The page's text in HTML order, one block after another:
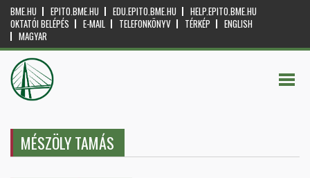
BME.HU EPITO.BME.HU EDU.EPITO.BME.HU
HELP.EPITO.BME.HU
OKTATÓI BELÉPÉS
E-MAIL TELEFONKÖNYV TÉRKÉP
ENGLISH
MAGYAR
MÉSZÖLY TAMÁS